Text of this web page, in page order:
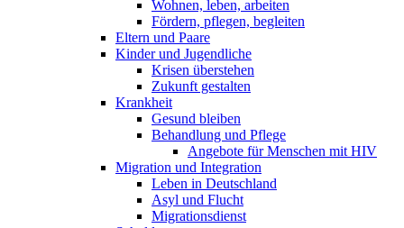
Wohnen, leben, arbeiten
Fördern, pflegen, begleiten
Eltern und Paare
Kinder und Jugendliche
Krisen überstehen
Zukunft gestalten
Krankheit
Gesund bleiben
Behandlung und Pflege
Angebote für Menschen mit HIV
Migration und Integration
Leben in Deutschland
Asyl und Flucht
Migrationsdienst